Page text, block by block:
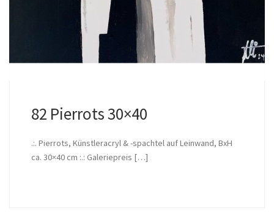
82 Pierrots 30×40
.:. Pierrots, Künstleracryl & -spachtel auf Leinwand, BxH
ca. 30×40 cm :.: Galeriepreis […]